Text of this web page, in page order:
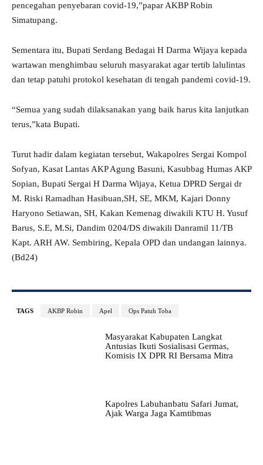
pencegahan penyebaran covid-19,”papar AKBP Robin
Simatupang.
Sementara itu, Bupati Serdang Bedagai H Darma Wijaya kepada
wartawan menghimbau seluruh masyarakat agar tertib lalulintas
dan tetap patuhi protokol kesehatan di tengah pandemi covid-19.
“Semua yang sudah dilaksanakan yang baik harus kita lanjutkan
terus,”kata Bupati.
Turut hadir dalam kegiatan tersebut, Wakapolres Sergai Kompol
Sofyan, Kasat Lantas AKP Agung Basuni, Kasubbag Humas AKP
Sopian, Bupati Sergai H Darma Wijaya, Ketua DPRD Sergai dr
M. Riski Ramadhan Hasibuan,SH, SE, MKM, Kajari Donny
Haryono Setiawan, SH, Kakan Kemenag diwakili KTU H. Yusuf
Barus, S.E, M.Si, Dandim 0204/DS diwakili Danramil 11/TB
Kapt. ARH AW. Sembiring, Kepala OPD dan undangan lainnya.
(Bd24)
TAGS AKBP Robin Apel Ops Patuh Toba
Masyarakat Kabupaten Langkat
Antusias Ikuti Sosialisasi Germas,
Komisis IX DPR RI Bersama Mitra
Kapolres Labuhanbatu Safari Jumat,
Ajak Warga Jaga Kamtibmas